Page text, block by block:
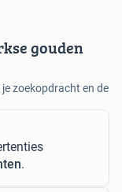
gouden
zoekopdracht en de
.